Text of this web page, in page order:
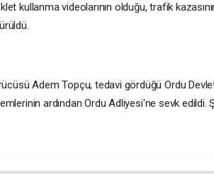
kullanma videolarının olduğu, trafik
Adem Topçu, tedavi gördüğü Ordu
ardından Ordu Adliyesi'ne sevk edildi.